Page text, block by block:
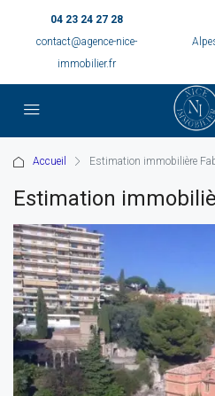
04 23 24 27 28
contact@agence-nice-
immobilier.fr
Accueil Estimation immobilière
Estimation